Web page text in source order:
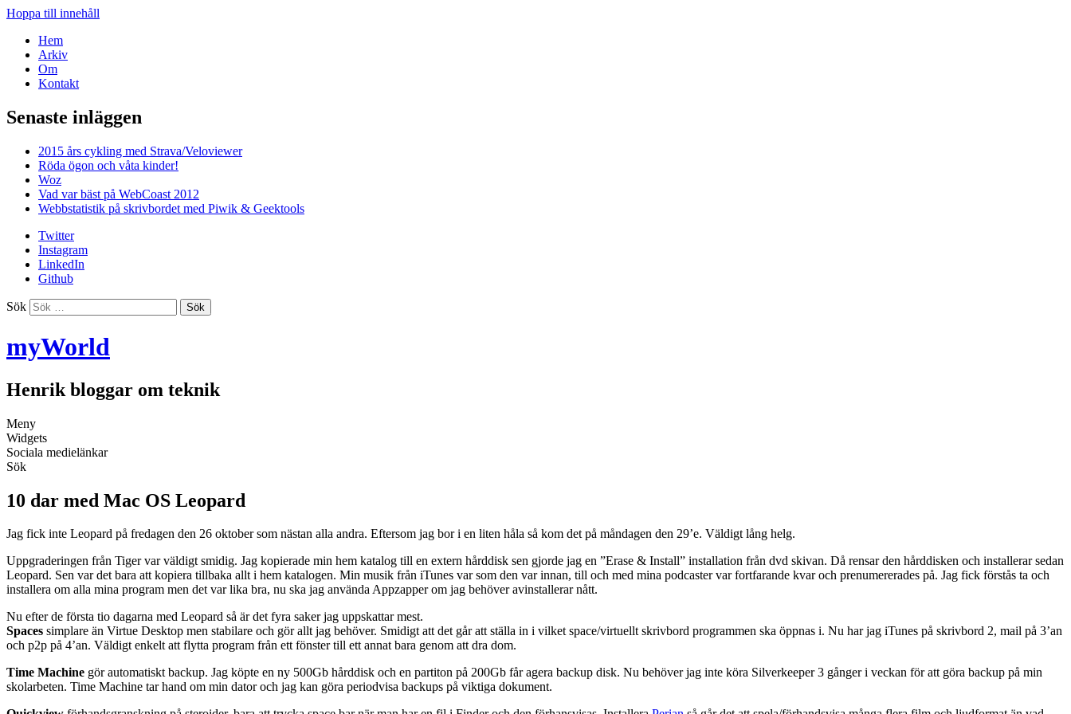
Hoppa till innehåll
Hem
Arkiv
Om
Kontakt
Senaste inläggen
2015 års cykling med Strava/Veloviewer
Röda ögon och våta kinder!
Woz
Vad var bäst på WebCoast 2012
Webbstatistik på skrivbordet med Piwik & Geektools
Twitter
Instagram
LinkedIn
Github
Sök
myWorld
Henrik bloggar om teknik
Meny
Widgets
Sociala medielänkar
Sök
10 dar med Mac OS Leopard
Jag fick inte Leopard på fredagen den 26 oktober som nästan alla andra. Eftersom jag bor i en liten håla så kom det på måndagen den 29’e. Väldigt lång helg.
Uppgraderingen från Tiger var väldigt smidig. Jag kopierade min hem katalog till en extern hårddisk sen gjorde jag en ”Erase & Install” installation från dvd skivan. Då rensar den hårddisken och installerar sedan
Leopard. Sen var det bara att kopiera tillbaka allt i hem katalogen. Min musik från iTunes var som den var innan, till och med mina podcaster var fortfarande kvar och prenumererades på. Jag fick förstås ta och
installera om alla mina program men det var lika bra, nu ska jag använda Appzapper om jag behöver avinstallerar nått.
Nu efter de första tio dagarna med Leopard så är det fyra saker jag uppskattar mest.
Spaces simplare än Virtue Desktop men stabilare och gör allt jag behöver. Smidigt att det går att ställa in i vilket space/virtuellt skrivbord programmen ska öppnas i. Nu har jag iTunes på skrivbord 2, mail på 3’an
och p2p på 4’an. Väldigt enkelt att flytta program från ett fönster till ett annat bara genom att dra dom.
Time Machine gör automatiskt backup. Jag köpte en ny 500Gb hårddisk och en partiton på 200Gb får agera backup disk. Nu behöver jag inte köra Silverkeeper 3 gånger i veckan för att göra backup på min
skolarbeten. Time Machine tar hand om min dator och jag kan göra periodvisa backups på viktiga dokument.